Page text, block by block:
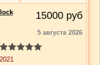
15000 руб
5 августа 2026
2021